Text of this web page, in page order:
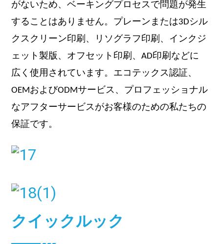
がないため、ベーキングプロセスで問題が発生
することはありません。プレーンまたは3Dシル
クスクリーン印刷、リソグラフ印刷、インクジ
ェット製版、オフセット印刷、AD印刷などに
広く使用されています。エコテックス認証、
OEMおよびODMサービス、プロフェッショナル
なアフターサービスがお客様のための私たちの
保証です。
クイックルック